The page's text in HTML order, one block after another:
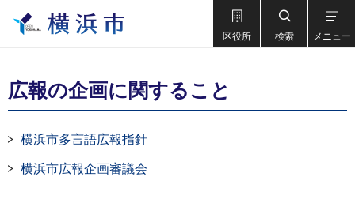
区役所 検索 メニュー
広報の企画に関すること
横浜市多言語広報指針
横浜市広報企画審議会